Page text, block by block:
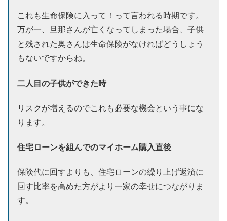
これも生命保険に入って！って言われる時期です。
万が一、旦那さんが亡くなってしまった場合、子供
と残された奥さんは生命保険がなければどうしょう
もないですからね。
二人目の子供ができた時
リスクが増えるのでこれも必要な機会という事にな
ります。
住宅ローンを組んでのマイホーム購入直後
保険代に回すよりも、住宅ローンの繰り上げ返済に
回す比率を高めた方がより一家の幸せにつながりま
す。